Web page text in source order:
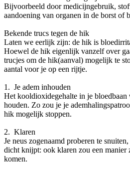
Bijvoorbeeld door medicijngebruik,
aandoening van organen in de borst of
Bekende trucs tegen de hik
Laten we eerlijk zijn: de hik is
Hoewel de hik eigenlijk vanzelf over
trucjes om de hik(aanval) mogelijk te
aantal voor je op een rijtje.
1. Je adem inhouden
Het kooldioxidegehalte in je bloedbaan
houden. Zo zou je je
hik mogelijk stoppen.
2. Klaren
Je neus zogenaamd proberen te
dicht knijpt: ook klaren zou een manier
komen.